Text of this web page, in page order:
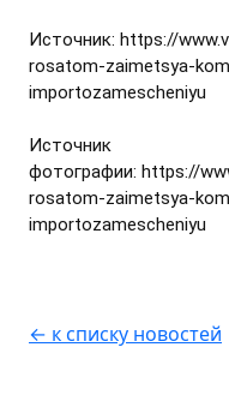
Источник: https://
rosatom-zaimetsya-
importozamescheniyu
Источник
фотографии: https://
rosatom-zaimetsya-
importozamescheniyu
← к списку новостей